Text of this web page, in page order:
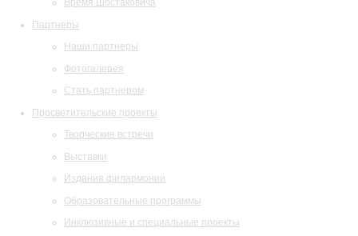
Время Шостаковича
Партнеры
Наши партнеры
Фотогалерея
Стать партнером
Просветительские проекты
Творческие встречи
Выставки
Издания филармонии
Образовательные программы
Инклюзивные и специальные проекты